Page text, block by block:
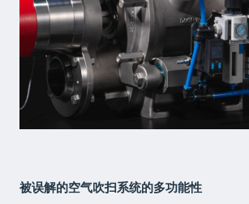
被误解的空气吹扫系统的多功能性